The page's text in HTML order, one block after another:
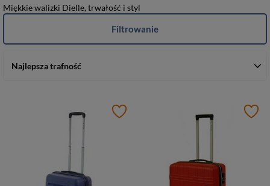
Miękkie walizki Dielle, trwałość i styl
Najlepsza trafność
Filtrowanie